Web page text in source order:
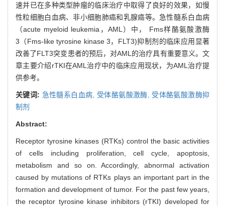
速并已在多种类型肿瘤的临床治疗中取得了良好的效果，如慢
性粒细胞白血病、非小细胞肺癌和乳腺癌等。急性髓系白血病
（acute myeloid leukemia，AML）中， Fms样酪氨酸激酶
3（Fms-like tyrosine kinase 3，FLT3)抑制剂的临床应用显著
改善了FLT3突变患者的预后，对AML的治疗具有重要意义。文
章主要介绍rTKI在AML治疗中的临床应用现状，为AML治疗提
供参考。
关键词: 急性髓系白血病, 受体酪氨酸激酶, 受体酪氨酸激酶抑
制剂
Abstract:
Receptor tyrosine kinases (RTKs) control the basic activities
of cells including proliferation, cell cycle, apoptosis,
metabolism and so on. Accordingly, abnormal activation
caused by mutations of RTKs plays an important part in the
formation and development of tumor. For the past few years,
the receptor tyrosine kinase inhibitors (rTKI) developed for